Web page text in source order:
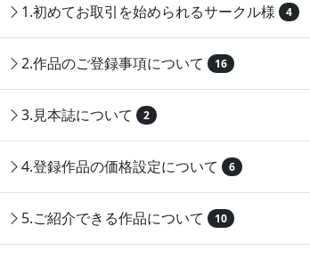
1.初めてお取引を始められるサークル様 4
2.作品のご登録事項について 16
3.見本誌について 2
4.登録作品の価格設定について 6
5.ご紹介できる作品について 10